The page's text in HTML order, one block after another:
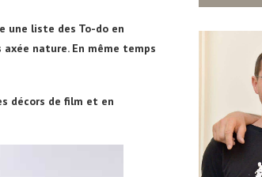
une liste des To-do en
nature. En même temps
décors de film et en